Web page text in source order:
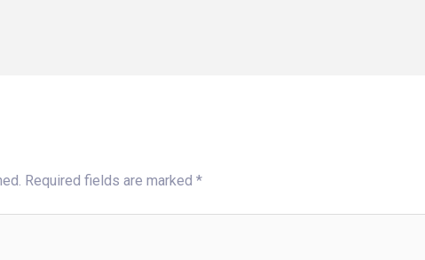
Required fields are marked *